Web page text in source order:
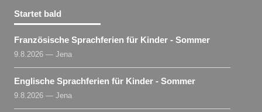
Startet bald
Französische Sprachferien für Kinder - Sommer
9.8.2026 — Jena
Englische Sprachferien für Kinder - Sommer
9.8.2026 — Jena